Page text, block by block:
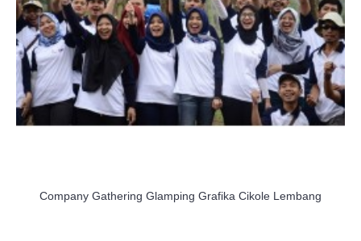
Company Gathering Glamping Grafika Cikole Lembang